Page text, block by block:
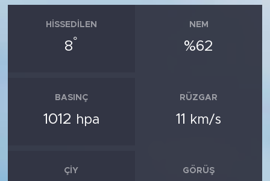
HISSEDILEN
8°
NEM
%62
BASINÇ
1012 hpa
RÜZGAR
11 km/s
ÇIY GÖRÜŞ